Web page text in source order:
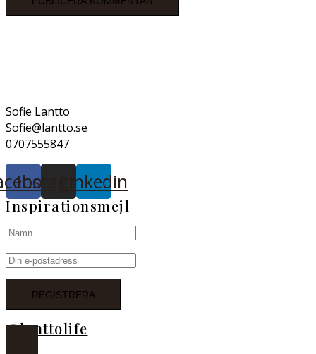
Sofie Lantto
Sofie@lantto.se
0707555847
InstagramLinkedin
Inspirationsmejl
@lanttolife